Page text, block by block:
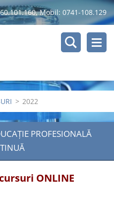
Mobil: 0741-108.129
> 2022
PROFESIONALĂ
ONLINE